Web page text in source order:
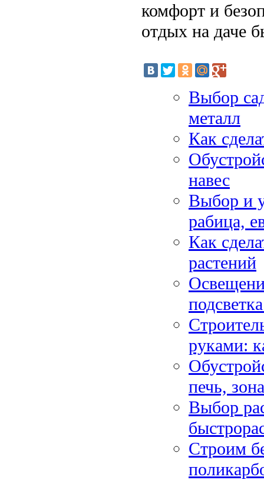
комфорт и
отдых на даче
Выбор
металл
Как
навес
Выбор и
рабица,
Как
растений
руками:
печь,
Выбор
Строим